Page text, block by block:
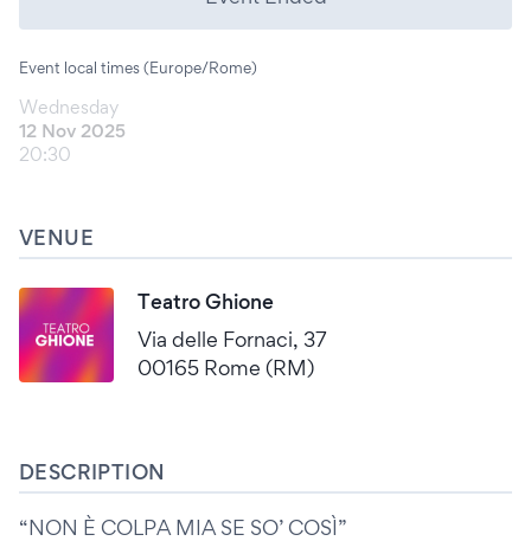
Event local times (Europe/Rome)
Wednesday
12 Nov 2025
20:30
VENUE
Teatro Ghione
Via delle Fornaci, 37
00165 Rome (RM)
DESCRIPTION
“NON È COLPA MIA SE SO’ COSÌ”